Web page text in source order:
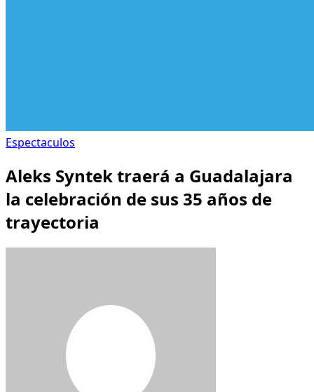
Espectaculos
Aleks Syntek traerá a Guadalajara
la celebración de sus 35 años de
trayectoria